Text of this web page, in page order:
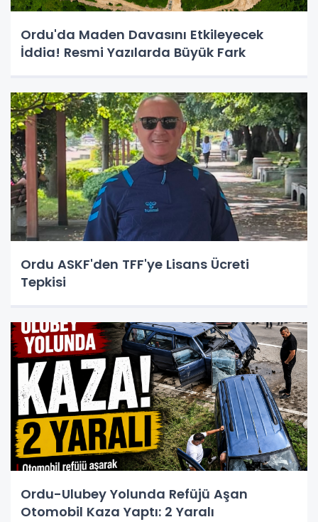
Ordu'da Maden Davasını Etkileyecek
İddia! Resmi Yazılarda Büyük Fark
Ordu ASKF'den TFF'ye Lisans Ücreti
Tepkisi
Ordu-Ulubey Yolunda Refüjü Aşan
Otomobil Kaza Yaptı: 2 Yaralı